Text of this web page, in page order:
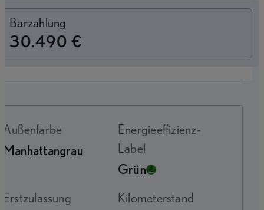
Barzahlung
30.490 €
Außenfarbe
Manhattangrau
Energieeffizienz-
Label
Grün
Erstzulassung
Kilometerstand